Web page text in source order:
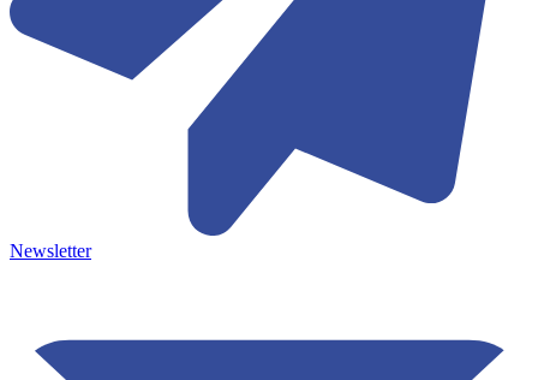
Newsletter